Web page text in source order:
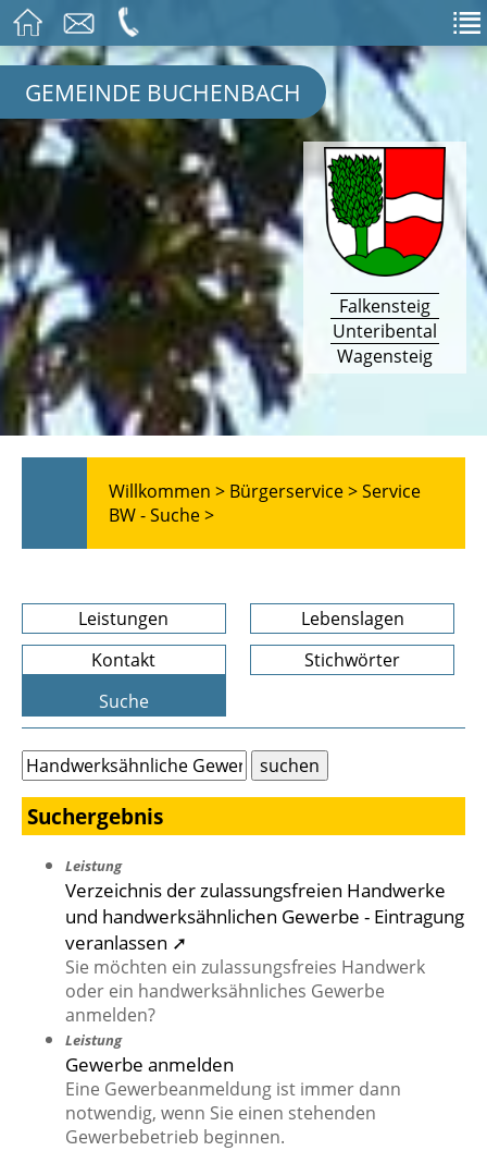
GEMEINDE BUCHENBACH
Falkensteig
Unteribental
Wagensteig
Willkommen > Bürgerservice >Service
BW - Suche >
Leistungen
Lebenslagen
Kontakt
Stichwörter
Suche
Suchergebnis
Leistung
Verzeichnis der zulassungsfreien Handwerke
und handwerksähnlichen Gewerbe - Eintragung
veranlassen ➚
Sie möchten ein zulassungsfreies Handwerk
oder ein handwerksähnliches Gewerbe
anmelden?
Leistung
Gewerbe anmelden
Eine Gewerbeanmeldung ist immer dann
notwendig, wenn Sie einen stehenden
Gewerbebetrieb beginnen.